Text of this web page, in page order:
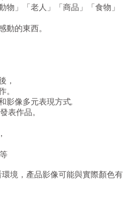
物」「老人」「商品」「食物」
動的東西。
，
。
影像多元表現方式,
表作品。
境，產品影像可能與實際顏色有